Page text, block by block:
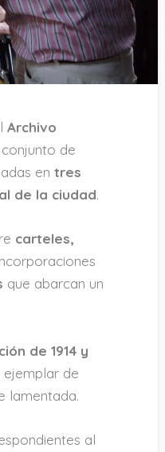
Archivo
de
entres
de la ciudad.
carteles,
que abarcan un
de 1914 y
ejemplar de
lamentada.
al